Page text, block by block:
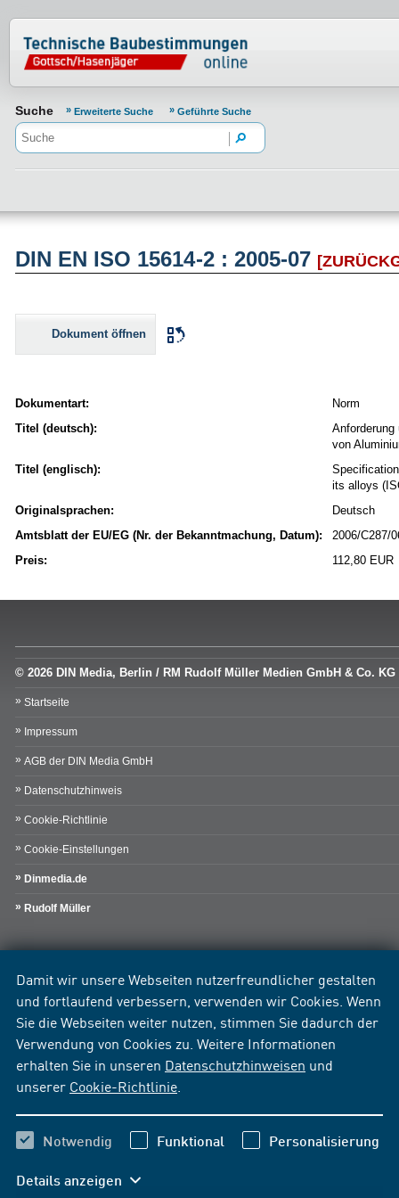
Damit wir unsere Webseiten nutzerfreundlicher gestalten
und fortlaufend verbessern, verwenden wir Cookies. Wenn
Sie die Webseiten weiter nutzen, stimmen Sie dadurch der
Verwendung von Cookies zu. Weitere Informationen
erhalten Sie in unseren Datenschutzhinweisen und
unserer Cookie-Richtlinie
Notwendig Funktional Personalisierung
Details anzeigen
Normenportal Barrierefreiheit
Suche Erweiterte Suche Geführte Suche
DIN EN ISO 15614-2 : 2005-07
Dokument öffnen
Dokumentart:
Norm
Titel (deutsch):
von
Titel (englisch):
its alloys
Originalsprachen:
Deutsch
Amtsblatt der EU/EG (Nr. der Bekanntmachung, Datum):
2006/C287/
Preis:
112,80 EUR
© 2026 DIN Media, Berlin / RM Rudolf Müller Medien GmbH & Co. KG
Startseite
Impressum
AGB der DIN Media GmbH
Datenschutzhinweis
Cookie-Richtlinie
Cookie-Einstellungen
Dinmedia.de
Rudolf Müller